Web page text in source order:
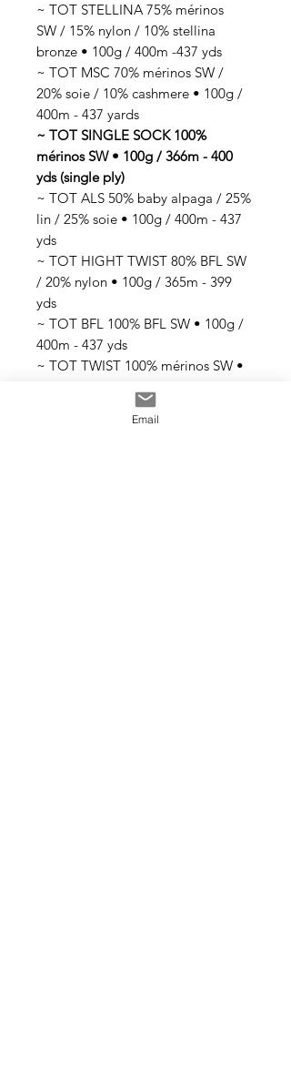
~ TOT STELLINA 75% mérinos
SW / 15% nylon / 10% stellina
bronze • 100g / 400m -437 yds
~ TOT MSC 70% mérinos SW /
20% soie / 10% cashmere • 100g /
400m - 437 yards
~ TOT SINGLE SOCK 100%
mérinos SW • 100g / 366m - 400
yds (single ply)
~ TOT ALS 50% baby alpaga / 25%
lin / 25% soie • 100g / 400m - 437
yds
~ TOT HIGHT TWIST 80% BFL SW
/ 20% nylon • 100g / 365m - 399
yds
~ TOT BFL 100% BFL SW • 100g /
400m - 437 yds
~ TOT TWIST 100% mérinos SW •
~ TOT MERINO SILK 80% mérinos
SW / 20% soie • 100g / 365m - 399
Email